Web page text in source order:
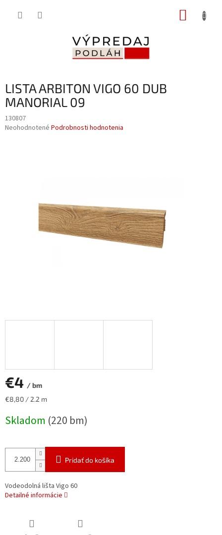
LISTA ARBITON VIGO 60 DUB
MANORIAL 09
130807
Priemerné
Neohodnotené Podrobnosti hodnotenia
€4 / bm
Jednotková
€8,80 / 2.2 m
Skladom (220 bm)
Pridať do košíka
Vodeodolná lišta Vigo 60
Detailné informácie